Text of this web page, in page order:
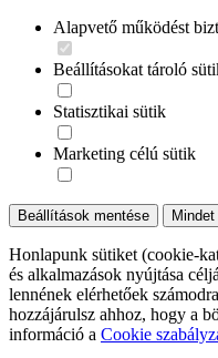
Alapvető működést
Beállításokat tároló
Statisztikai sütik
Marketing célú sütik
Beállítások mentése
Honlapunk sütiket (cookie-
és alkalmazások nyújtása
lennének elérhetőek
hozzájárulsz ahhoz, hogy a
információ a Cookie